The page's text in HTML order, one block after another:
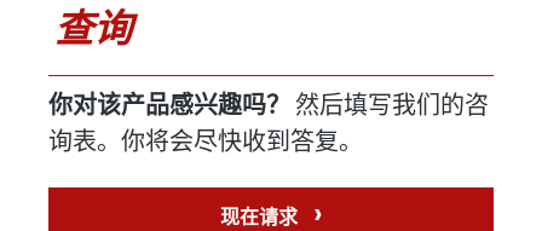
查询
你对该产品感兴趣吗？
然后填写我们的咨
询表。你将会尽快收到答复。
现在请求 ›